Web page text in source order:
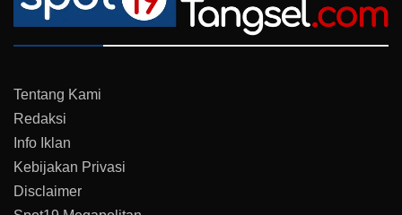
Tentang Kami
Redaksi
Info Iklan
Kebijakan Privasi
Disclaimer